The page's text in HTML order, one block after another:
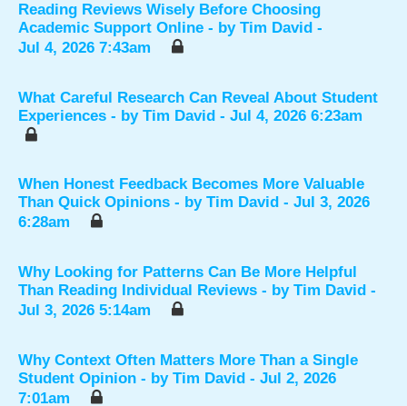
Reading Reviews Wisely Before Choosing
Academic Support Online - by Tim David -
Jul 4, 2026 7:43am
What Careful Research Can Reveal About Student
Experiences - by Tim David - Jul 4, 2026 6:23am
When Honest Feedback Becomes More Valuable
Than Quick Opinions - by Tim David - Jul 3, 2026
6:28am
Why Looking for Patterns Can Be More Helpful
Than Reading Individual Reviews - by Tim David -
Jul 3, 2026 5:14am
Why Context Often Matters More Than a Single
Student Opinion - by Tim David - Jul 2, 2026
7:01am